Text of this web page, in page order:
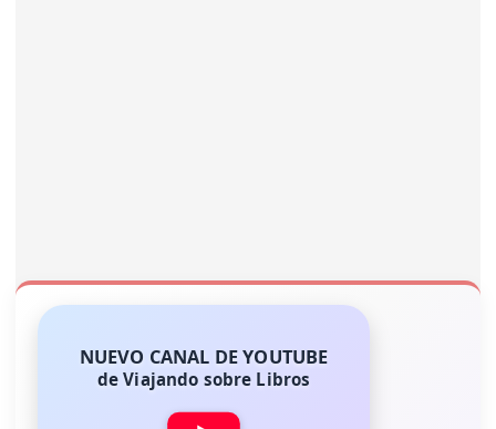
NUEVO CANAL DE YOUTUBE
de Viajando sobre Libros